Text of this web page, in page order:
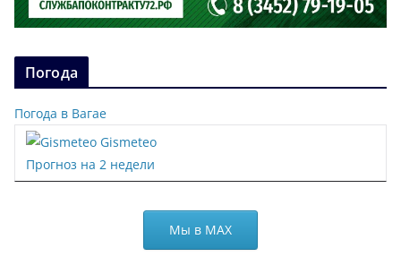
Погода
Погода в Вагае
Gismeteo
Прогноз на 2 недели
Мы в МАХ